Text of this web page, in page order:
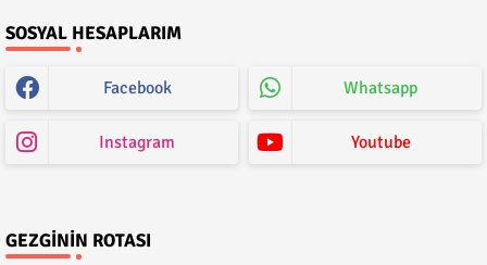
SOSYAL HESAPLARIM
Facebook Whatsapp
Instagram Youtube
GEZGININ ROTASI